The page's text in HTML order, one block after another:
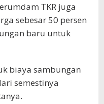
TKR juga
sebesar 50 persen
baru untuk
biaya sambungan
semestinya